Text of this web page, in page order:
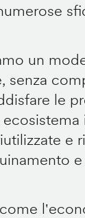
un
senza
le
e